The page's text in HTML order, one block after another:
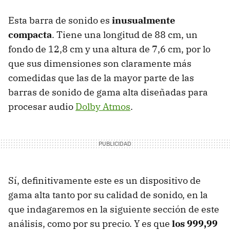
Esta barra de sonido es inusualmente
compacta. Tiene una longitud de 88 cm, un
fondo de 12,8 cm y una altura de 7,6 cm, por lo
que sus dimensiones son claramente más
comedidas que las de la mayor parte de las
barras de sonido de gama alta diseñadas para
procesar audio Dolby Atmos.
Sí, definitivamente este es un dispositivo de
gama alta tanto por su calidad de sonido, en la
que indagaremos en la siguiente sección de este
análisis, como por su precio. Y es que los 999,99